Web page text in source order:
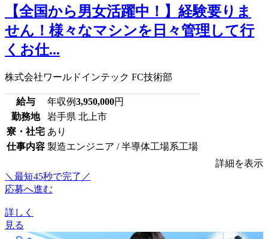
【全国から男女活躍中！】経験要りま
せん！様々なマシンを日々管理して行
くお仕...
株式会社ワールドインテック FC技術部
給与 年収例3,950,000円
勤務地
岩手県 北上市
寮・社宅 あり
仕事内容 製造エンジニア / 半導体工場系工場
詳細を表示
＼最短45秒で完了／
応募へ進む
詳しく
見る